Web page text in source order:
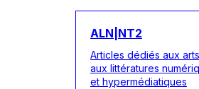
ALN|NT2
Articles dédiés aux
aux littératures
et hypermédiatiques